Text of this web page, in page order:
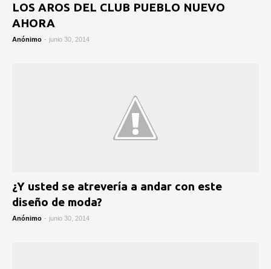
LOS AROS DEL CLUB PUEBLO NUEVO
AHORA
Anónimo - junio 30, 2014
¿Y usted se atrevería a andar con este
diseño de moda?
Anónimo - junio 30, 2014